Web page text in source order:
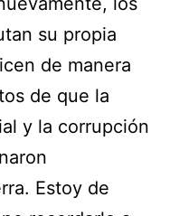
su propia
de manera
de que la
y la corrupción
Estoy de